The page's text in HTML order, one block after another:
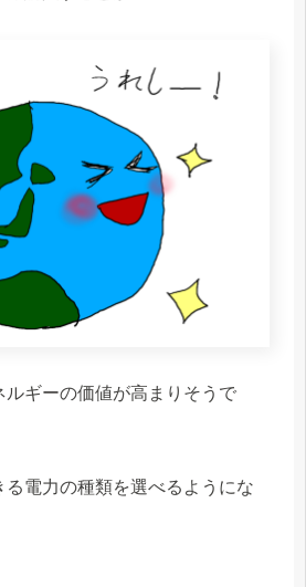
ルギーの価値が高まりそうで
る電力の種類を選べるようにな